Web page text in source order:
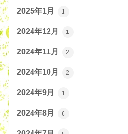
2025年1月 1
2024年12月 1
2024年11月 2
2024年10月 2
2024年9月 1
2024年8月 6